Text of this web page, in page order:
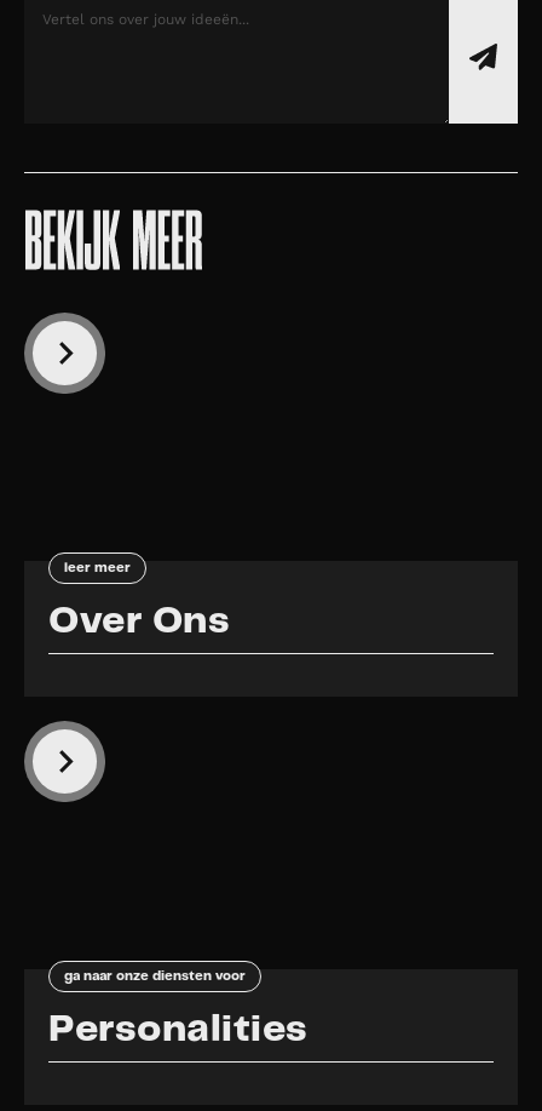
leer meer
Over Ons
ga naar onze diensten voor
Personalities